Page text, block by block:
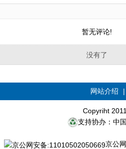
暂无评论!
没有了
网站介绍
Copyriht
支持协办：中
京公